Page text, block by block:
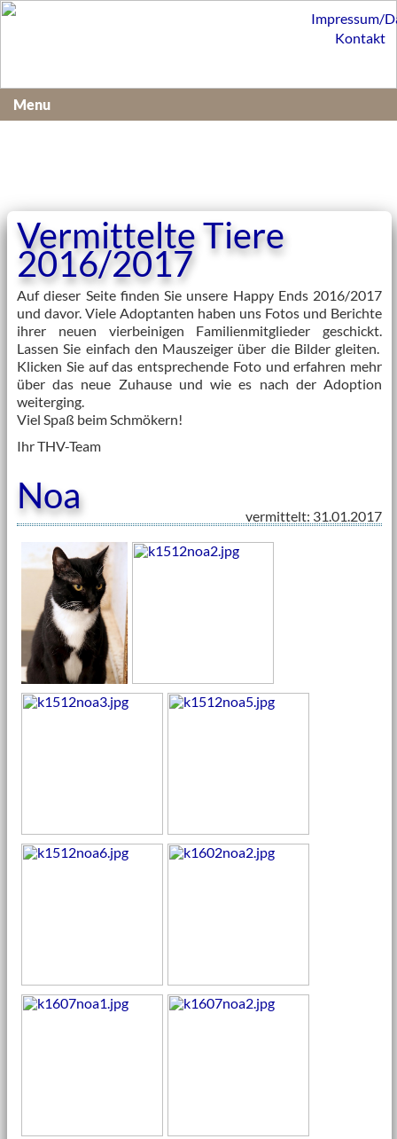
Vermittelte Tiere
2016/2017
Auf dieser Seite finden Sie unsere Happy Ends 2016/2017
und davor. Viele Adoptanten haben uns Fotos und Berichte
ihrer neuen vierbeinigen Familienmitglieder geschickt.
Lassen Sie einfach den Mauszeiger über die Bilder gleiten.
Klicken Sie auf das entsprechende Foto und erfahren mehr
über das neue Zuhause und wie es nach der Adoption
weiterging.
Viel Spaß beim Schmökern!
Ihr THV-Team
Noa vermittelt: 31.01.2017
Impressum/
Kontakt
Menu